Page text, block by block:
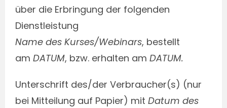
über die Erbringung der folgenden
Dienstleistung
Name des Kurses/Webinars, bestellt
am DATUM, bzw. erhalten am DATUM.
Unterschrift des/der Verbraucher(s) (nur
bei Mitteilung auf Papier) mit Datum des